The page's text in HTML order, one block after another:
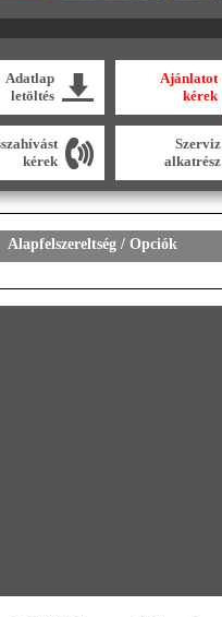
Adatlap
letöltés
Ajánlatot
kérek
kérek
Szerviz
alkatrész
Alapfelszereltség / Opciók